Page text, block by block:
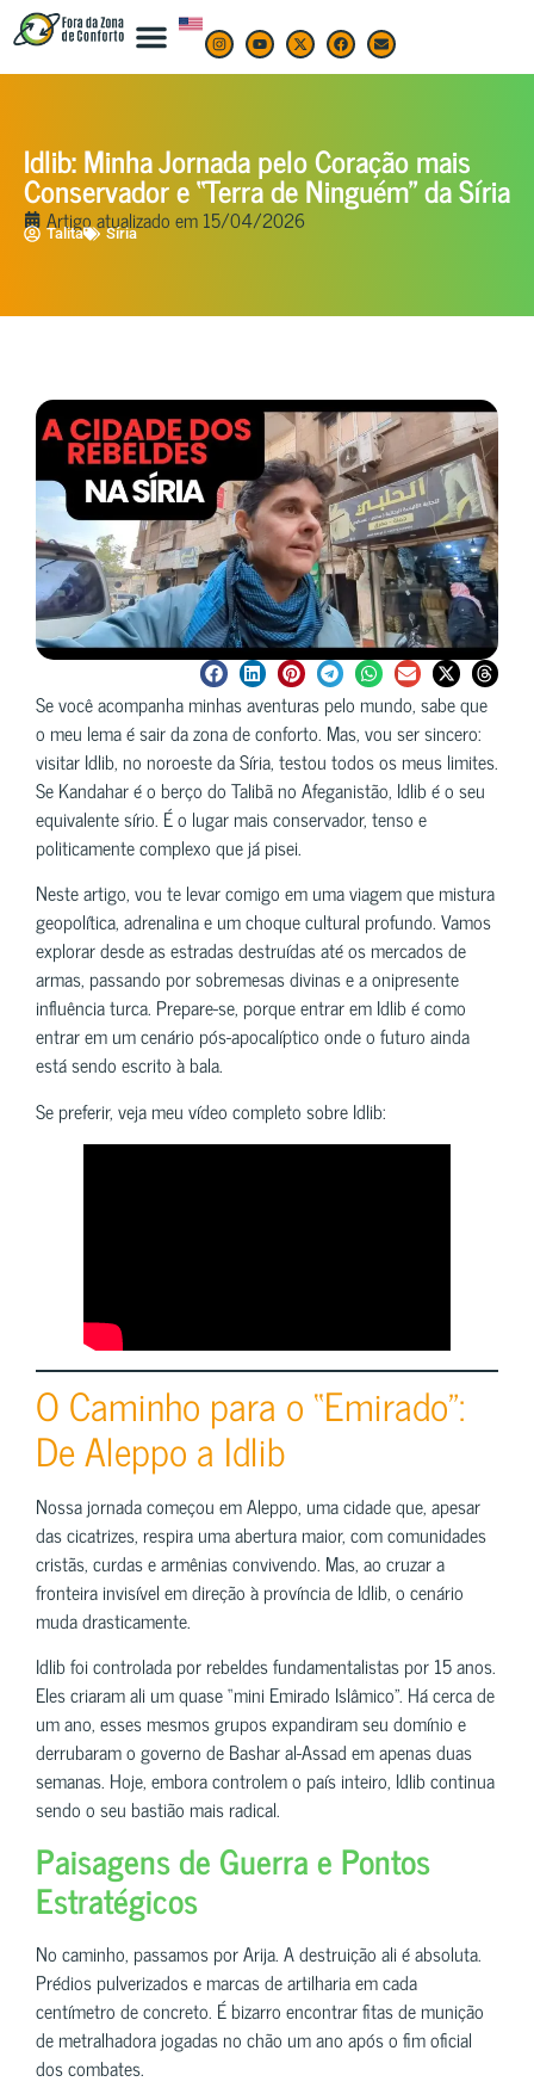
Idlib: Minha Jornada pelo Coração mais
Conservador e “Terra de Ninguém” da Síria
Artigo atualizado em15/04/2026
Talita Síria
Se você acompanha minhas aventuras pelo mundo, sabe que
o meu lema é sair da zona de conforto. Mas, vou ser sincero:
visitar Idlib, no noroeste da Síria, testou todos os meus limites.
Se Kandahar é o berço do Talibã no Afeganistão, Idlib é o seu
equivalente sírio. É o lugar mais conservador, tenso e
politicamente complexo que já pisei.
Neste artigo, vou te levar comigo em uma viagem que mistura
geopolítica, adrenalina e um choque cultural profundo. Vamos
explorar desde as estradas destruídas até os mercados de
armas, passando por sobremesas divinas e a onipresente
influência turca. Prepare-se, porque entrar em Idlib é como
entrar em um cenário pós-apocalíptico onde o futuro ainda
está sendo escrito à bala.
Se preferir, veja meu vídeo completo sobre Idlib:
O Caminho para o “Emirado”:
De Aleppo a Idlib
Nossa jornada começou em Aleppo, uma cidade que, apesar
das cicatrizes, respira uma abertura maior, com comunidades
cristãs, curdas e armênias convivendo. Mas, ao cruzar a
fronteira invisível em direção à província de Idlib, o cenário
muda drasticamente.
Idlib foi controlada por rebeldes fundamentalistas por 15 anos.
Eles criaram ali um quase “mini Emirado Islâmico”. Há cerca de
um ano, esses mesmos grupos expandiram seu domínio e
derrubaram o governo de Bashar al-Assad em apenas duas
semanas. Hoje, embora controlem o país inteiro, Idlib continua
sendo o seu bastião mais radical.
Paisagens de Guerra e Pontos
Estratégicos
No caminho, passamos por Arija. A destruição ali é absoluta.
Prédios pulverizados e marcas de artilharia em cada
centímetro de concreto. É bizarro encontrar fitas de munição
de metralhadora jogadas no chão um ano após o fim oficial
dos combates.